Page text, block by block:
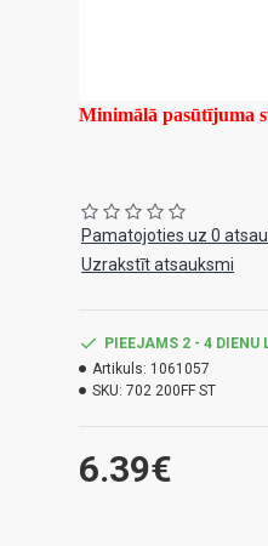
Minimālā pasūtījuma
Pamatojoties uz 0
Uzrakstīt atsauksmi
6.39€
PIEEJAMS 2 - 4 DIENU
Artikuls: 1061057
SKU: 702 200FF ST